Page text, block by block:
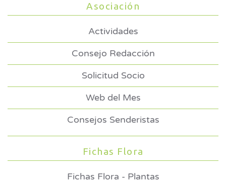
Asociación
Actividades
Consejo Redacción
Solicitud Socio
Web del Mes
Consejos Senderistas
Fichas Flora
Fichas Flora - Plantas